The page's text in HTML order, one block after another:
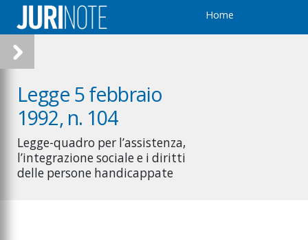
Home
Legge 5 febbraio
1992, n. 104
Legge-quadro per l’assistenza,
l’integrazione sociale e i diritti
delle persone handicappate